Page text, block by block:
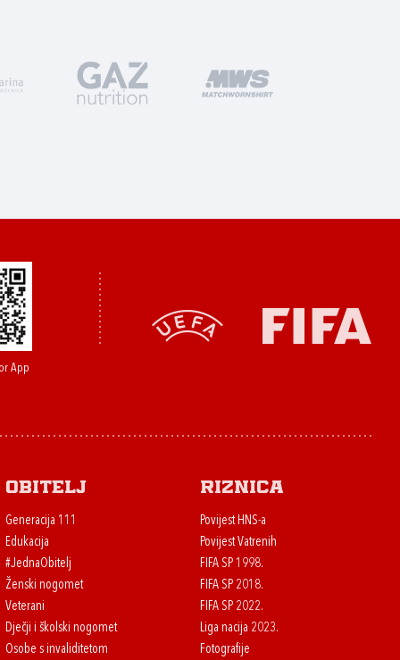
App
Obitelj
Generacija 111
Edukacija
#JednaObitelj
Ženski nogomet
Veterani
Dječji i školski nogomet
Osobe s invaliditetom
Riznica
Povijest HNS-a
Povijest Vatrenih
FIFA SP 1998.
FIFA SP 2018.
FIFA SP 2022.
Liga nacija 2023.
Fotografije